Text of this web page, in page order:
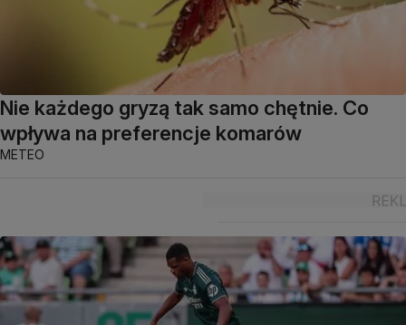
Nie każdego gryzą tak samo chętnie. Co
wpływa na preferencje komarów
METEO